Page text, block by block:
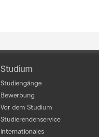
Studium
Studiengänge
Bewerbung
Vor dem Studium
Studierendenservice
Internationales